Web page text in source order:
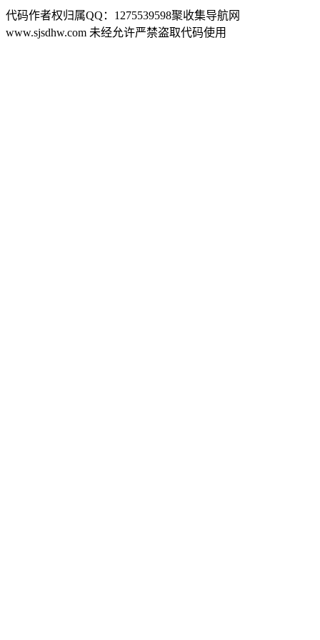
代码作者权归属QQ：1275539598聚收集导航网
www.sjsdhw.com 未经允许严禁盗取代码使用